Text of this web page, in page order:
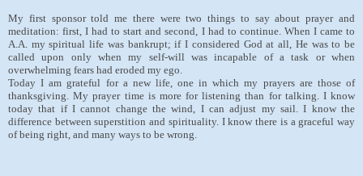
My first sponsor told me there were two things to say about prayer and
meditation: first, I had to start and second, I had to continue. When I came to
A.A. my spiritual life was bankrupt; if I considered God at all, He was to be
called upon only when my self-will was incapable of a task or when
overwhelming fears had eroded my ego.
Today I am grateful for a new life, one in which my prayers are those of
thanksgiving. My prayer time is more for listening than for talking. I know
today that if I cannot change the wind, I can adjust my sail. I know the
difference between superstition and spirituality. I know there is a graceful way
of being right, and many ways to be wrong.